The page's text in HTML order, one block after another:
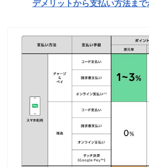
デメリットから支払い方法ま